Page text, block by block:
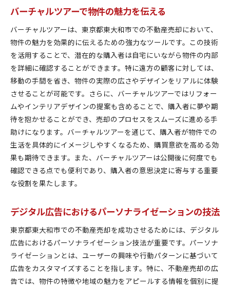
バーチャルツアーで物件の魅力を伝える
バーチャルツアーは、東京都東大和市での不動産売却において、
物件の魅力を効果的に伝えるための強力なツールです。この技術
を活用することで、潜在的な購入者は自宅にいながら物件の内部
を詳細に確認することができます。特に遠方の顧客に対しては、
移動の手間を省き、物件の実際の広さやデザインをリアルに体験
させることが可能です。さらに、バーチャルツアーではリフォー
ムやインテリアデザインの提案も含めることで、購入者に夢や期
待を抱かせることができ、売却のプロセスをスムーズに進める手
助けになります。バーチャルツアーを通じて、購入者が物件での
生活を具体的にイメージしやすくなるため、購買意欲を高める効
果も期待できます。また、バーチャルツアーは公開後に何度でも
確認できる点でも便利であり、購入者の意思決定に寄与する重要
な役割を果たします。
デジタル広告におけるパーソナライゼーションの技法
東京都東大和市での不動産売却を成功させるためには、デジタル
広告におけるパーソナライゼーション技法が重要です。パーソナ
ライゼーションとは、ユーザーの興味や行動パターンに基づいて
広告をカスタマイズすることを指します。特に、不動産売却の広
告では、物件の特徴や地域の魅力をアピールする情報を個別に提